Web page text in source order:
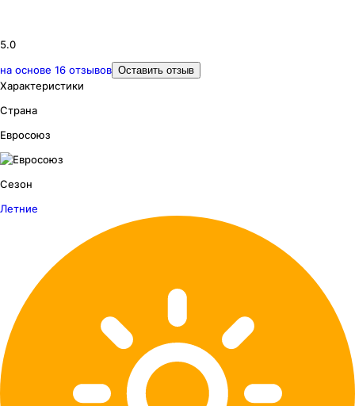
5.0
на основе 16 отзывов Оставить отзыв
Характеристики
Страна
Евросоюз
Сезон
Летние